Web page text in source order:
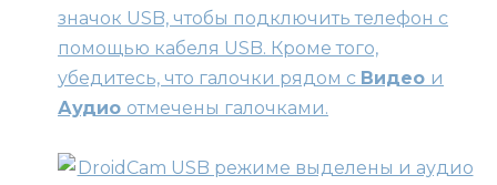
значок USB, чтобы подключить телефон с
помощью кабеля USB. Кроме того,
убедитесь, что галочки рядом с Видео и
Аудио отмечены галочками.